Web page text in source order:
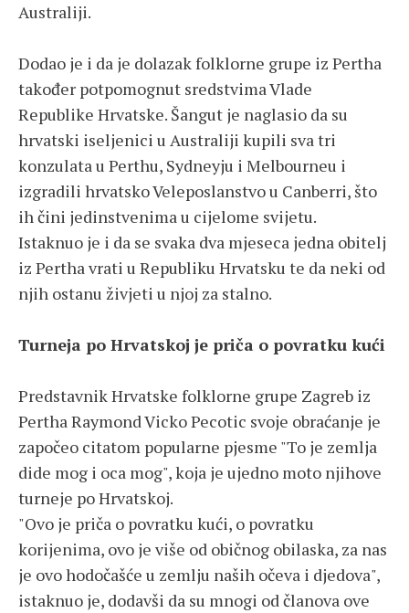
Australiji.
Dodao je i da je dolazak folklorne grupe iz Pertha
također potpomognut sredstvima Vlade
Republike Hrvatske. Šangut je naglasio da su
hrvatski iseljenici u Australiji kupili sva tri
konzulata u Perthu, Sydneyju i Melbourneu i
izgradili hrvatsko Veleposlanstvo u Canberri, što
ih čini jedinstvenima u cijelome svijetu.
Istaknuo je i da se svaka dva mjeseca jedna obitelj
iz Pertha vrati u Republiku Hrvatsku te da neki od
njih ostanu živjeti u njoj za stalno.
Turneja po Hrvatskoj je priča o povratku kući
Predstavnik Hrvatske folklorne grupe Zagreb iz
Pertha Raymond Vicko Pecotic svoje obraćanje je
započeo citatom popularne pjesme "To je zemlja
dide mog i oca mog", koja je ujedno moto njihove
turneje po Hrvatskoj.
"Ovo je priča o povratku kući, o povratku
korijenima, ovo je više od običnog obilaska, za nas
je ovo hodočašće u zemlju naših očeva i djedova",
istaknuo je, dodavši da su mnogi od članova ove